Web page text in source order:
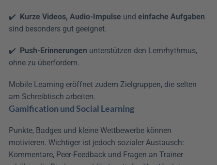
✔️ Kurze Videos, Audio-Impulse und einfache Aufgaben
sind besonders gut geeignet.
✔️ Push-Erinnerungen unterstützen den Lernrhythmus,
ohne zu überfordern.
Mobile Learning eröffnet zudem Zielgruppen, die selten
am Schreibtisch arbeiten.
Gamification und Social Learning
Punkte, Badges und kleine Wettbewerbe können
motivieren. Wichtiger ist jedoch sozialer Austausch:
Kommentare, Peer-Feedback und Fragen an Trainer